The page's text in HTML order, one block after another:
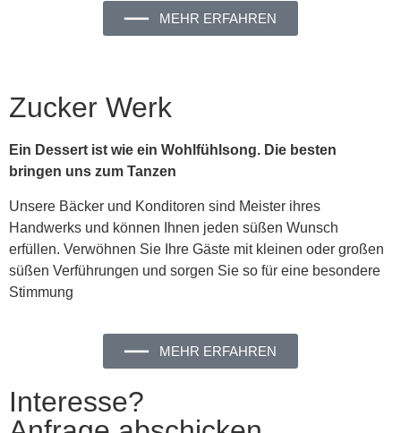
━━━ MEHR ERFAHREN
Zucker Werk
Ein Dessert ist wie ein Wohlfühlsong. Die besten
bringen uns zum Tanzen
Unsere Bäcker und Konditoren sind Meister ihres
Handwerks und können Ihnen jeden süßen Wunsch
erfüllen. Verwöhnen Sie Ihre Gäste mit kleinen oder großen
süßen Verführungen und sorgen Sie so für eine besondere
Stimmung
━━━ MEHR ERFAHREN
Interesse?